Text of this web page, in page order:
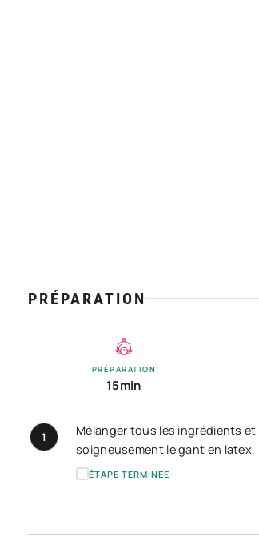
PRÉPARATION
PRÉPARATION
15min
1
Mélanger tous les ingrédients
soigneusement le gant en latex,
ÉTAPE TERMINÉE